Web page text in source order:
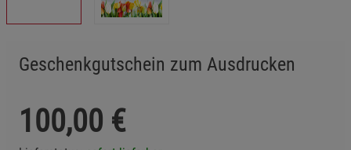
Geschenkgutschein zum Ausdrucken
100,00 €